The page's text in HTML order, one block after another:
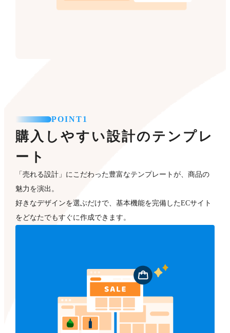
POINT1
購入しやすい設計のテンプレ
ート
「売れる設計」にこだわった豊富なテンプレートが、商品の
魅力を演出。
好きなデザインを選ぶだけで、基本機能を完備したECサイト
をどなたでもすぐに作成できます。